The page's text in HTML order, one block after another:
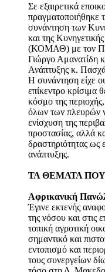
Σε εξαιρετικά
πραγματοποιήθηκε
συνάντηση των
και της
(ΚΟΜΑΘ) με τον
Γιώργο Αμανατίδη
Ανάπτυξης κ.
Η συνάντηση είχε
επίκεντρο κρίσιμα
κόσμο της
όλων των πλευρών
ενίσχυση της
προστασίας, αλλά
δραστηριότητας ως
ανάπτυξης.
ΤΑ ΘΕΜΑΤΑ
Αφρικανική
Έγινε εκτενής
της νόσου και στις
τοπική αγροτική
σημαντικό και
εντοπισμό και
τους συνεργείων